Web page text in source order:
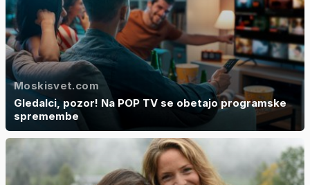
Moskisvet.com
Gledalci, pozor! Na POP TV se obetajo programske
spremembe